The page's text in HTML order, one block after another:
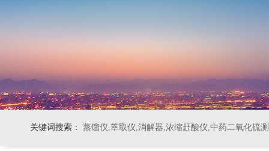
关键词搜索： 蒸馏仪,萃取仪,消解器,浓缩赶酸仪,中药二氧化硫